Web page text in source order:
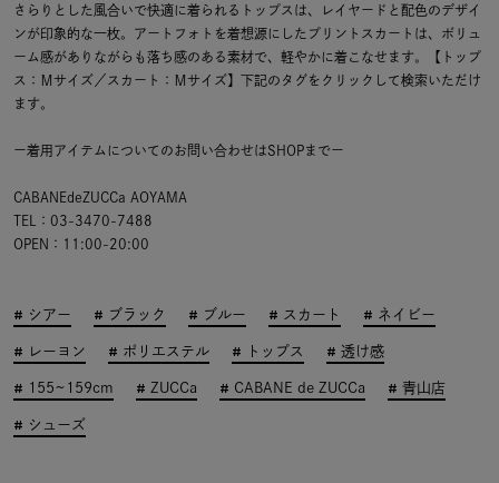
さらりとした風合いで快適に着られるトップスは、レイヤードと配色のデザイ
ンが印象的な一枚。アートフォトを着想源にしたプリントスカートは、ボリュ
ーム感がありながらも落ち感のある素材で、軽やかに着こなせます。【トップ
ス：Ｍサイズ／スカート：Ｍサイズ】下記のタグをクリックして検索いただけ
ます。
ー着用アイテムについてのお問い合わせはSHOPまでー
CABANEdeZUCCa AOYAMA
TEL：03-3470-7488
OPEN：11:00-20:00
シアー ブラック ブルー スカート ネイビー
レーヨン ポリエステル トップス 透け感
155~159cm ZUCCa CABANE de ZUCCa 青山店
シューズ